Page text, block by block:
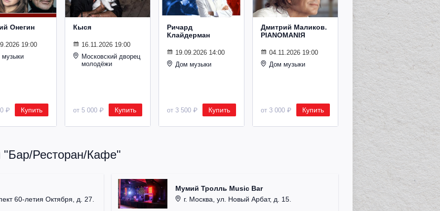
Онегин
19:00
₽ Купить
Кыся
16.11.2026 19:00
Московский дворец
молодёжи
от 5 000 ₽ Купить
Ричард
Клайдерман
19.09.2026 14:00
Дом музыки
от 3 500 ₽ Купить
Дмитрий Маликов.
PIANOMANIЯ
04.11.2026 19:00
Дом музыки
от 3 000 ₽ Купить
Рождественский
концерт
Владимира
Спивакова
24.12.2026 19:00
Дом музыки
от 8 500 ₽ Купить
"Бар/Ресторан/Кафе"
60-летия Октября, д. 27.
Мумий Тролль Music Bar
г. Москва, ул. Новый Арбат, д. 15.